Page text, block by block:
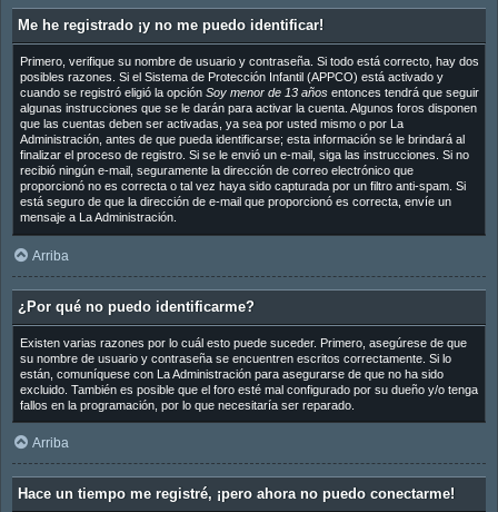
Me he registrado ¡y no me puedo identificar!
Primero, verifique su nombre de usuario y contraseña. Si todo está correcto, hay dos
posibles razones. Si el Sistema de Protección Infantil (APPCO) está activado y
cuando se registró eligió la opción Soy menor de 13 añosentonces tendrá que seguir
algunas instrucciones que se le darán para activar la cuenta. Algunos foros disponen
que las cuentas deben ser activadas, ya sea por usted mismo o por La
Administración, antes de que pueda identificarse; esta información se le brindará al
finalizar el proceso de registro. Si se le envió un e-mail, siga las instrucciones. Si no
recibió ningún e-mail, seguramente la dirección de correo electrónico que
proporcionó no es correcta o tal vez haya sido capturada por un filtro anti-spam. Si
está seguro de que la dirección de e-mail que proporcionó es correcta, envíe un
mensaje a La Administración.
Arriba
¿Por qué no puedo identificarme?
Existen varias razones por lo cuál esto puede suceder. Primero, asegúrese de que
su nombre de usuario y contraseña se encuentren escritos correctamente. Si lo
están, comuníquese con La Administración para asegurarse de que no ha sido
excluido. También es posible que el foro esté mal configurado por su dueño y/o tenga
fallos en la programación, por lo que necesitaría ser reparado.
Arriba
Hace un tiempo me registré, ¡pero ahora no puedo conectarme!